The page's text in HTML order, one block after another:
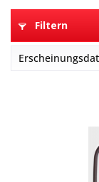
Filtern